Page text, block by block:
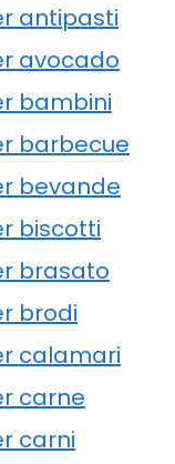
antipasti
avocado
bambini
barbecue
bevande
biscotti
brasato
brodi
calamari
carne
carni